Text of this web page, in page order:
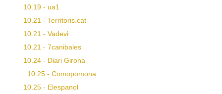
10.19 - ua1
10.21 - Territoris.cat
10.21 - Vadevi
10.21 - 7canibales
10.24 - Diari Girona
10.25 - Comopomona
10.25 - Elespanol